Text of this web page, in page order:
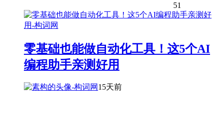
51
零基础也能做自动化工具！这5个AI
编程助手亲测好用
15天前